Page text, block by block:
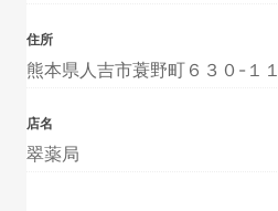
住所
熊本県人吉市蓑野町６３０-１１
店名
翠薬局